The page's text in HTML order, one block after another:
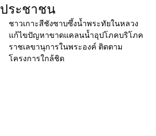
ประชาชน
ชาวเกาะสีชังซาบซึ้งน้ำพระทัยในหลวง
แก้ไขปัญหาขาดแคลนน้ำอุปโภคบริโภค
ราชเลขานุการในพระองค์ ติดตาม
โครงการใกล้ชิด